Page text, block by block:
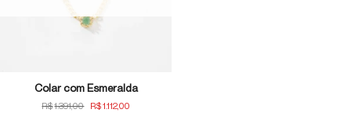
Colar com Esmeralda
R$1.391,00 O
R$1.112,00O